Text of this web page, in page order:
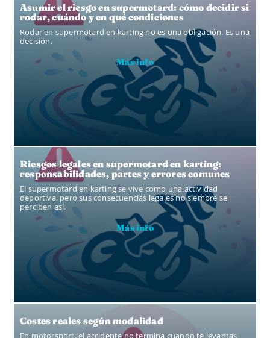
Asumir el riesgo en supermotard: cómo decidir si
rodar, cuándo y en qué condiciones
Rodar en supermotard en karting no es una obligación. Es una
decisión.
Más info
Riesgos legales en supermotard en karting:
responsabilidades, partes y errores comunes
El supermotard en karting se vive como una actividad
deportiva, pero sus consecuencias legales no siempre se
perciben así.
Más info
Costes reales según modalidad
En motorsport, el accidente no termina cuando te levantas